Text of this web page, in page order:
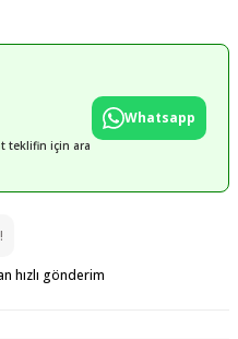
teklifin için ara
Whatsapp
hızlı gönderim